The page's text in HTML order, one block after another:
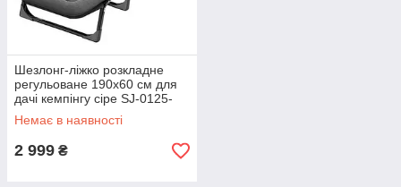
Шезлонг-ліжко розкладне
регульоване 190х60 см для
дачі кемпінгу сіре SJ-0125-
190
Немає в наявності
2 999 ₴